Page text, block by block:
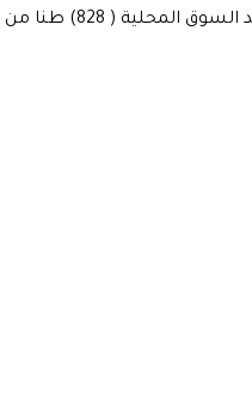
اللحم من مشاريعها البالغة ( 42) مشروعا .